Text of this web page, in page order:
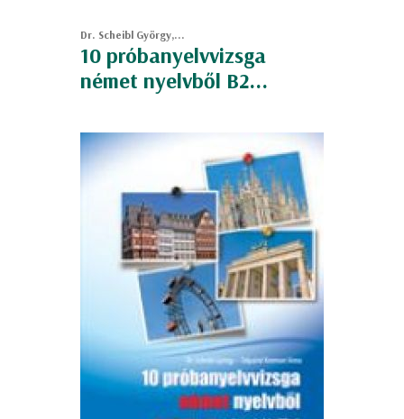
Dr. Scheibl György,...
10 próbanyelvvizsga
német nyelvből B2...